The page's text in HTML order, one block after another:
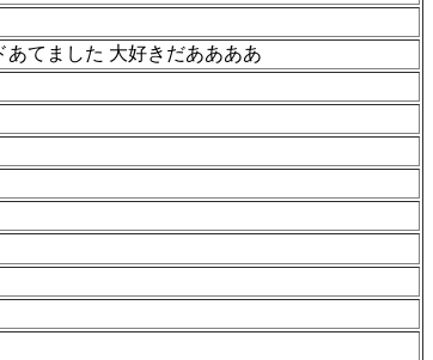
てました 大好きだああああ